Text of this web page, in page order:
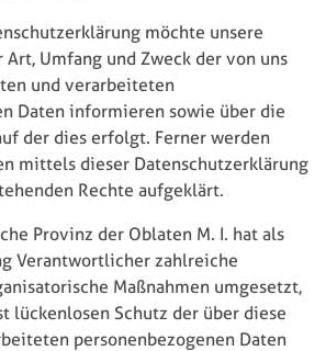
möchte unsere
Umfang und Zweck der von uns
und verarbeiteten
Daten informieren sowie über die
der dies erfolgt. Ferner werden
mittels dieser Datenschutzerklärung
Rechte aufgeklärt.
Provinz der Oblaten M. I. hat als
Verantwortlicher zahlreiche
Maßnahmen umgesetzt,
lückenlosen Schutz der über diese
personenbezogenen Daten